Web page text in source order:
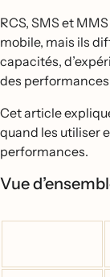
RCS, SMS et
mobile, mais ils
capacités,
des
Cet article
quand les utiliser
performances.
Vue